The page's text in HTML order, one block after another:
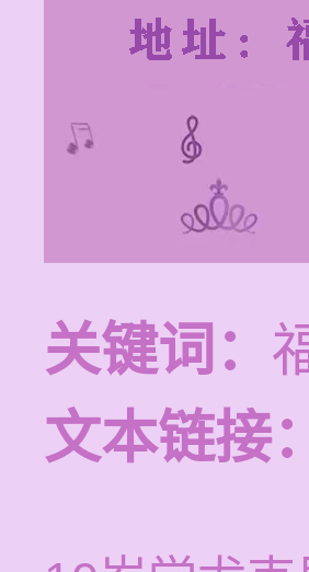
关键词：
文本链接：